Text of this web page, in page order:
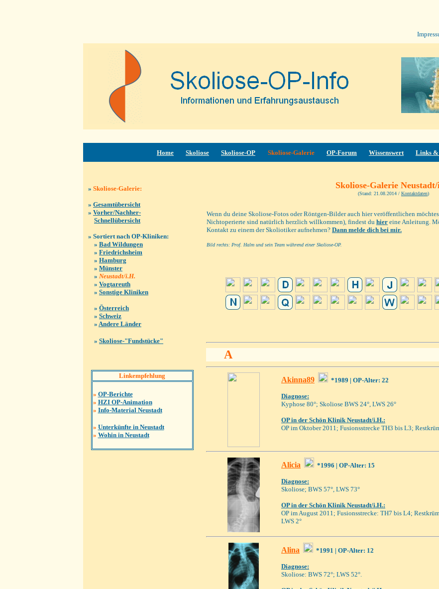
Home Skoliose Skoliose-OP Skoliose-Galerie OP-Forum Wissenswert Links &
» Skoliose-Galerie:
» Gesamtübersicht
» Vorher/Nachher-
Schnellübersicht
» Sortiert nach OP-Kliniken:
» Bad Wildungen
» Friedrichsheim
» Hamburg
» Münster
» Neustadt/i.H.
» Vogtareuth
» Sonstige Kliniken
» Österreich
» Schweiz
» Andere Länder
» Skoliose-"Fundstücke"
Linkempfehlung
» OP-Berichte
» HZI OP-Animation
» Info-Material Neustadt
» Unterkünfte in Neustadt
» Wohin in Neustadt
Skoliose-Galerie
(Stand: 21.08.2014 / Kontaktdaten)
Wenn du deine Skoliose-Fotos oder Röntgen-Bilder auch hier veröffentlichen
Nichtoperierte sind natürlich herzlich willkommen), findest du hier eine Anleitung.
Kontakt zu einem der Skoliotiker aufnehmen? Dann melde dich bei mir.
Bild rechts: Prof. Halm und sein Team während einer Skoliose-OP.
A
Akinna89 *1989 | OP-Alter: 22
Diagnose:
Kyphose 80°; Skoliose BWS 24°, LWS 26°
OPin der Schön Klinik Neustadt/i.H.:
OP im Oktober2011; Fusionsstrecke TH3 bis L3;
Alicia *1996 | OP-Alter: 15
Diagnose:
Skoliose; BWS 57°, LWS 73°
OPin der Schön Klinik Neustadt/i.H.:
OP im August 2011; Fusionsstrecke: TH7 bis L4;
LWS 2°
Alina *1991 | OP-Alter: 12
Diagnose:
Skoliose: BWS 72°; LWS 52°.